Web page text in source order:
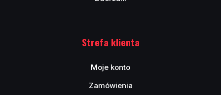
Strefa klienta
Moje konto
Zamówienia